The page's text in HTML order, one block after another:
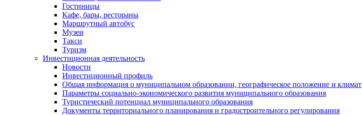
Гостиницы
Кафе, бары, рестораны
Маршрутный автобус
Музеи
Такси
Туризм
Инвестиционная деятельность
Новости
Инвестиционный профиль
Общая информация о муниципальном образовании, географическое положение и климат
Параметры социально-экономического развития муниципального образования
Туристический потенциал муниципального образования
Документы территориального планирования и градостроительного регулирования